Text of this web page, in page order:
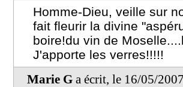
Homme-Dieu, veille sur
fait fleurir la divine
boire!du vin de
J'apporte les verres!!!!!
Marie G a écrit, le 16/05/